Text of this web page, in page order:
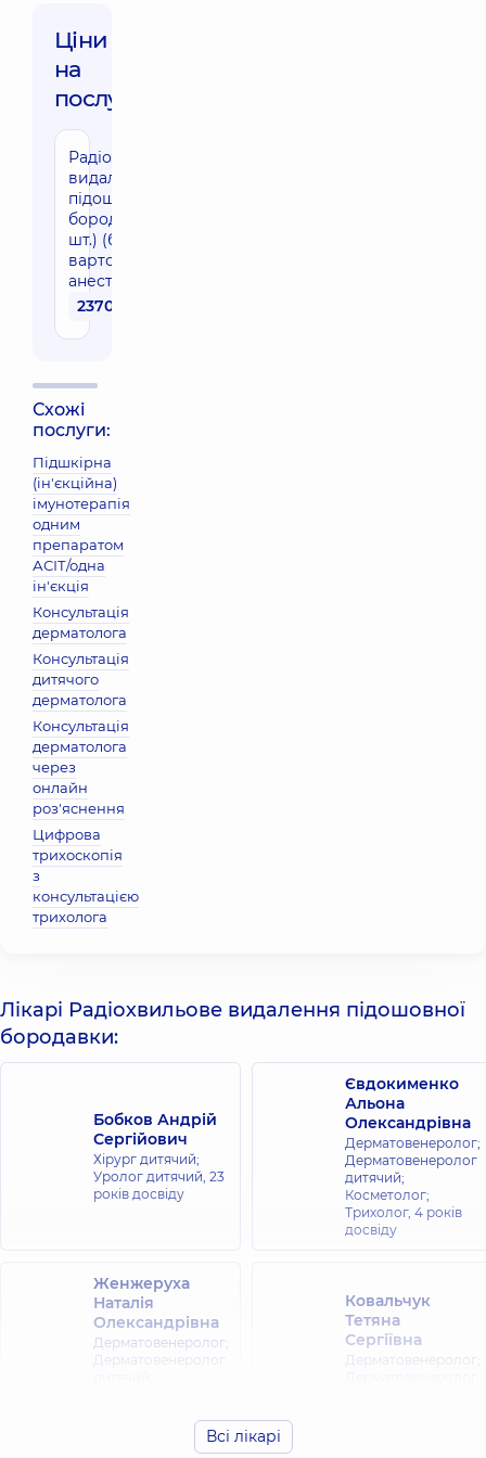
Ціни
на
послуги:
Радіохвильове
видалення
підошовної
бородавки (1
шт.) (без
вартості
анестезії)
2370 грн
Схожі
послуги:
Підшкірна
(ін'єкційна)
імунотерапія
одним
препаратом
АСІТ/одна
ін'єкція
Консультація
дерматолога
Консультація
дитячого
дерматолога
Консультація
дерматолога
через
онлайн
роз'яснення
Цифрова
трихоскопія
з
консультацією
трихолога
Лікарі Радіохвильове видалення підошовної
бородавки:
Бобков Андрій
Сергійович
Хірург дитячий;
Уролог дитячий, 23
років досвіду
Євдокименко
Альона
Олександрівна
Дерматовенеролог;
Дерматовенеролог
дитячий;
Косметолог;
Трихолог, 4 років
досвіду
Женжеруха
Наталія
Олександрівна
Дерматовенеролог;
Дерматовенеролог
5 років
Ковальчук
Тетяна
Сергіївна
Дерматовенеролог;
Всі лікарі